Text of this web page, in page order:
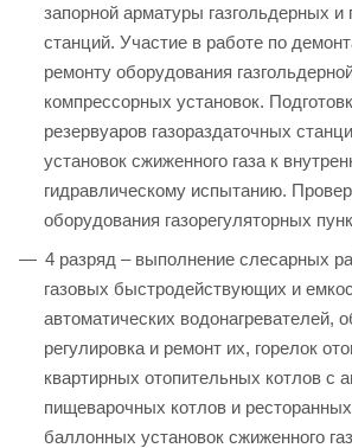
запорной арматуры газгольдерных и
станций. Участие в работе по
ремонту оборудования
компрессорных установок.
резервуаров газораздаточных
установок сжиженного газа к
гидравлическому испытанию.
оборудования газорегуляторных
4 разряд – выполнение слесарных
газовых быстродействующих и
автоматических водонагревателей,
регулировка и ремонт их, горелок
квартирных отопительных котлов с
пищеварочных котлов и
баллонных установок сжиженного